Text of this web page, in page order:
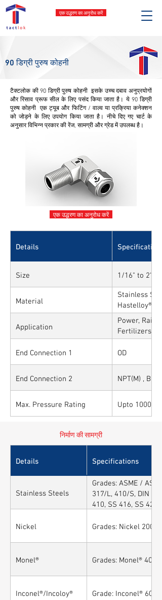
एक उद्धरण का अनुरोध करें
90 डिग्री पुरुष कोहनी
टैक्टलोक की 90 डिग्री पुरुष कोहनी इसके उच्च दबाव अनुप्रयोगों
और रिसाव प्रूफ सील के लिए पसंद किया जाता है। ये 90 डिग्री
पुरुष कोहनी एक ट्यूब और फिटिंग / वाल्व या प्रक्रिया कनेक्शन
को जोड़ने के लिए उपयोग किया जाता है। नीचे दिए गए चार्ट के
अनुसार विभिन्न प्रकार की रेंज, सामग्री और ग्रेड में उपलब्ध है।
एक उद्धरण का अनुरोध करें
Details Specifications
Size 1/16" to 2"
Material
Stainless
Hastelloy®,
Alloys
Application
Power,
Fertilizers,
Sytems,
End Connection 1
OD
End Connection 2 NPT(M) ,
Max. Pressure Rating Upto
निर्माण की सामग्री
Details Specifications
Stainless Steels
Grades: ASME /
317/L, 410/S, DIN
410, SS 416, SS
Nickel
Grades: Nickel 200,
Monel® Grades: Monel®
Inconel®/Incoloy® Grade: Inconel®